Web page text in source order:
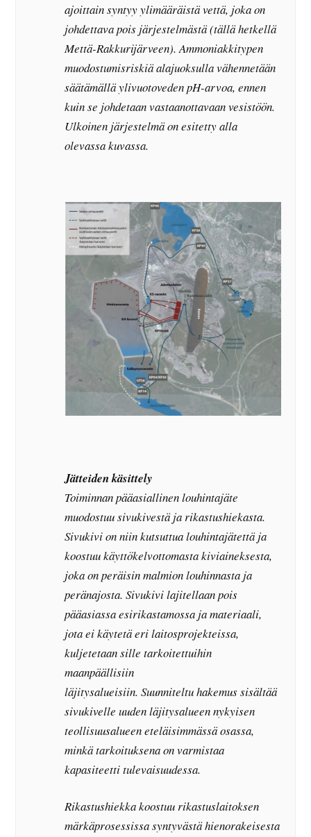
ajoittain syntyy ylimääräistä vettä, joka on
johdettava pois järjestelmästä (tällä hetkellä
Mettä-Rakkurijärveen). Ammoniakkitypen
muodostumisriskiä alajuoksulla vähennetään
säätämällä ylivuotoveden pH-arvoa, ennen
kuin se johdetaan vastaanottavaan vesistöön.
Ulkoinen järjestelmä on esitetty alla
olevassa kuvassa.
Jätteiden käsittely
Toiminnan pääasiallinen louhintajäte
muodostuu sivukivestä ja rikastushiekasta.
Sivukivi on niin kutsuttua louhintajätettä ja
koostuu käyttökelvottomasta kiviaineksesta,
joka on peräisin malmion louhinnasta ja
peränajosta. Sivukivi lajitellaan pois
pääasiassa esirikastamossa ja materiaali,
jota ei käytetä eri laitosprojekteissa,
kuljetetaan sille tarkoitettuihin
maanpäällisiin
läjitysalueisiin. Suunniteltu hakemus sisältää
sivukivelle uuden läjitysalueen nykyisen
teollisuusalueen eteläisimmässä osassa,
minkä tarkoituksena on varmistaa
kapasiteetti tulevaisuudessa.
Rikastushiekka koostuu rikastuslaitoksen
märkäprosessissa syntyvästä hienorakeisesta